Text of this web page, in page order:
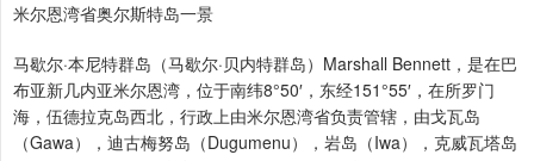
米尔恩湾省奥尔斯特岛一景
马歇尔·本尼特群岛（马歇尔·贝内特群岛）Marshall Bennett，是在巴
布亚新几内亚米尔恩湾，位于南纬8°50′，东经151°55′，在所罗门
海，伍德拉克岛西北，行政上由米尔恩湾省负责管辖，由戈瓦岛
（Gawa），迪古梅努岛（Dugumenu），岩岛（Iwa），克威瓦塔岛